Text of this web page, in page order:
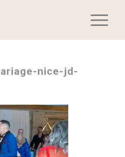
nice-jd-